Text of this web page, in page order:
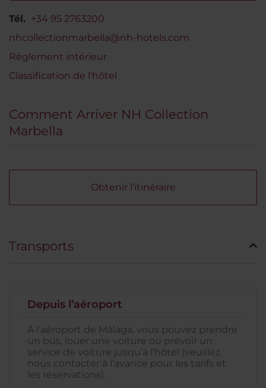
Tél. +34 95 2763200
nhcollectionmarbella@nh-hotels.com
Règlement intérieur
Classification de l'hôtel
Comment Arriver NH Collection
Marbella
Obtenir l'itinéraire
Transports
Depuis l’aéroport
À l’aéroport de Málaga, vous pouvez prendre
un bus, louer une voiture ou prévoir un
service de voiture jusqu’à l’hôtel (veuillez
nous contacter à l’avance pour les tarifs et
les réservations).